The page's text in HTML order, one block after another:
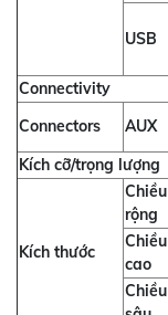
USB
Connectivity
Connectors
AUX
Kích cỡ/trọng lượng
Kích thước
Chiều
rộng
Chiều
cao
Chiều